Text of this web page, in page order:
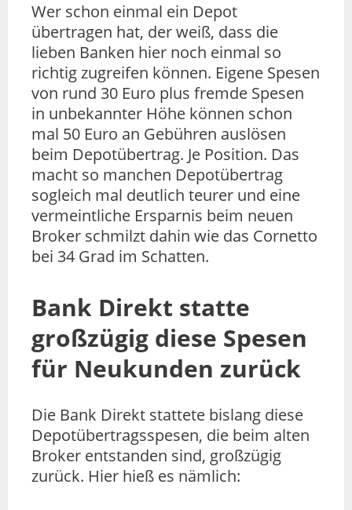
Wer schon einmal ein Depot
übertragen hat, der weiß, dass die
lieben Banken hier noch einmal so
richtig zugreifen können. Eigene Spesen
von rund 30 Euro plus fremde Spesen
in unbekannter Höhe können schon
mal 50 Euro an Gebühren auslösen
beim Depotübertrag. Je Position. Das
macht so manchen Depotübertrag
sogleich mal deutlich teurer und eine
vermeintliche Ersparnis beim neuen
Broker schmilzt dahin wie das Cornetto
bei 34 Grad im Schatten.
Bank Direkt statte
großzügig diese Spesen
für Neukunden zurück
Die Bank Direkt stattete bislang diese
Depotübertragsspesen, die beim alten
Broker entstanden sind, großzügig
zurück. Hier hieß es nämlich: